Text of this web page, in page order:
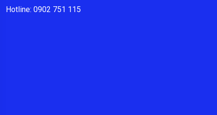
Hotline: 0902 751 115